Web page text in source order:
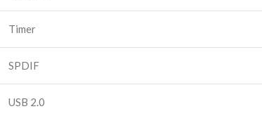
Timer
SPDIF
USB 2.0